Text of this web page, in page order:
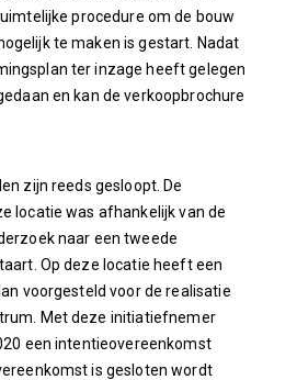
procedure om de bouw
te maken is gestart. Nadat
ter inzage heeft gelegen
en kan de verkoopbrochure
zijn reeds gesloopt. De
locatie was afhankelijk van de
naar een tweede
Op deze locatie heeft een
voorgesteld voor de realisatie
Met deze initiatiefnemer
een intentieovereenkomst
is gesloten wordt